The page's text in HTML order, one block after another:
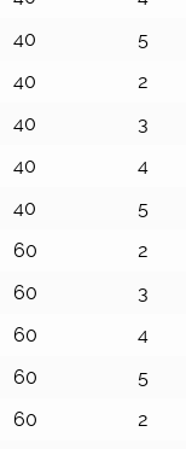
40
5
40
2
40
3
40
4
40
5
60
2
60
3
60
4
60
5
60
2